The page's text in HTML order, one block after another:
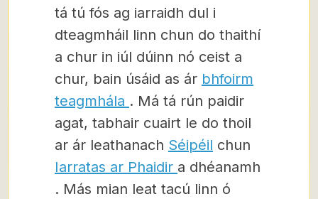
tá tú fós ag iarraidh dul i
dteagmháil linn chun do thaithí
a chur in iúl dúinn nó ceist a
chur, bain úsáid as ár bhfoirm
teagmhála . Má tá rún paidir
agat, tabhair cuairt le do thoil
ar ár leathanach Séipéil chun
Iarratas ar Phaidir a dhéanamh
. Más mian leat tacú linn ó